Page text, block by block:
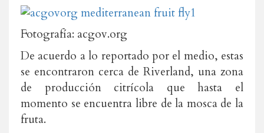
Fotografía: acgov.org
De acuerdo a lo reportado por el medio, estas
se encontraron cerca de Riverland, una zona
de producción citrícola que hasta el
momento se encuentra libre de la mosca de la
fruta.